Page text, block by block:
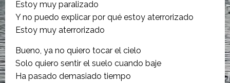
Estoy muy paralizado
Y no puedo explicar por qué estoy aterrorizado
Estoy muy aterrorizado
Bueno, ya no quiero tocar el cielo
Solo quiero sentir el suelo cuando baje
Ha pasado demasiado tiempo